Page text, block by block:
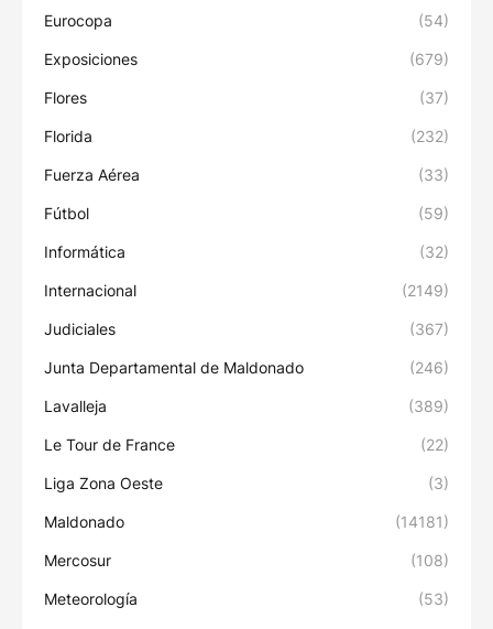
Eurocopa (54)
Exposiciones (679)
Flores (37)
Florida (232)
Fuerza Aérea (33)
Fútbol (59)
Informática (32)
Internacional (2149)
Judiciales (367)
Junta Departamental de Maldonado (246)
Lavalleja (389)
Le Tour de France (22)
Liga Zona Oeste (3)
Maldonado (14181)
Mercosur (108)
Meteorología (53)